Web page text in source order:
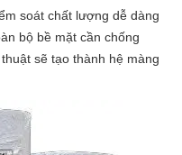
soát chất lượng dễ dàng
bộ bề mặt cần chống
sẽ tạo thành hệ màng